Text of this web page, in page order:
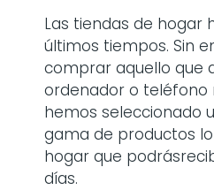
Las tiendas de hogar
últimos tiempos. Sin
comprar aquello que
ordenador o teléfono
hemos seleccionado
gama de productos
hogar que
días.